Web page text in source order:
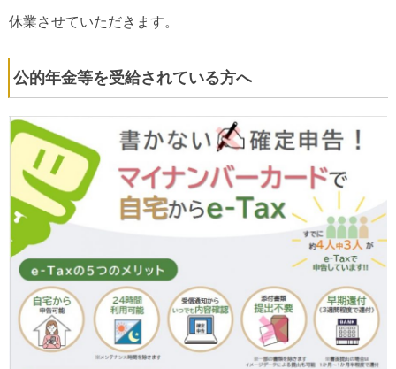
休業させていただきます。
公的年金等を受給されている方へ